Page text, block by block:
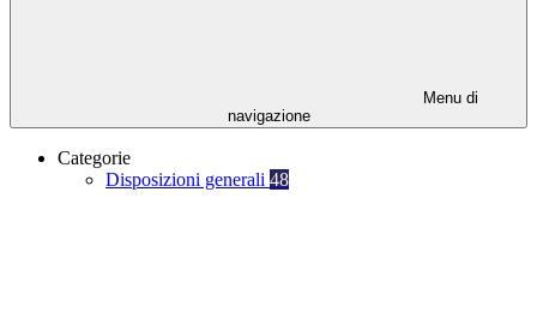
Menu di
navigazione
Categorie
Disposizioni generali 48